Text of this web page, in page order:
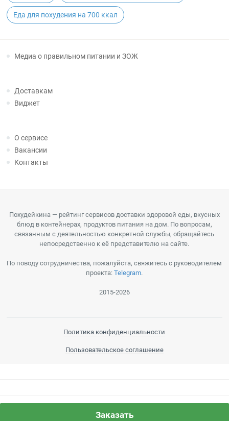
Еда для похудения на 700 ккал
Заказать
Медиа о правильном питании и ЗОЖ
Доставкам
Виджет
О сервисе
Вакансии
Контакты
Похудейкина — рейтинг сервисов доставки здоровой еды, вкусных
блюд в контейнерах, продуктов питания на дом. По вопросам,
связанным с деятельностью конкретной службы, обращайтесь
непосредственно к её представителю на сайте.
По поводу сотрудничества, пожалуйста, свяжитесь с руководителем
проекта:Telegram.
2015-2026
Политика конфиденциальности
Пользовательское соглашение